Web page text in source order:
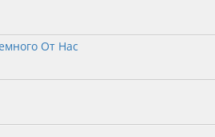
От Нас